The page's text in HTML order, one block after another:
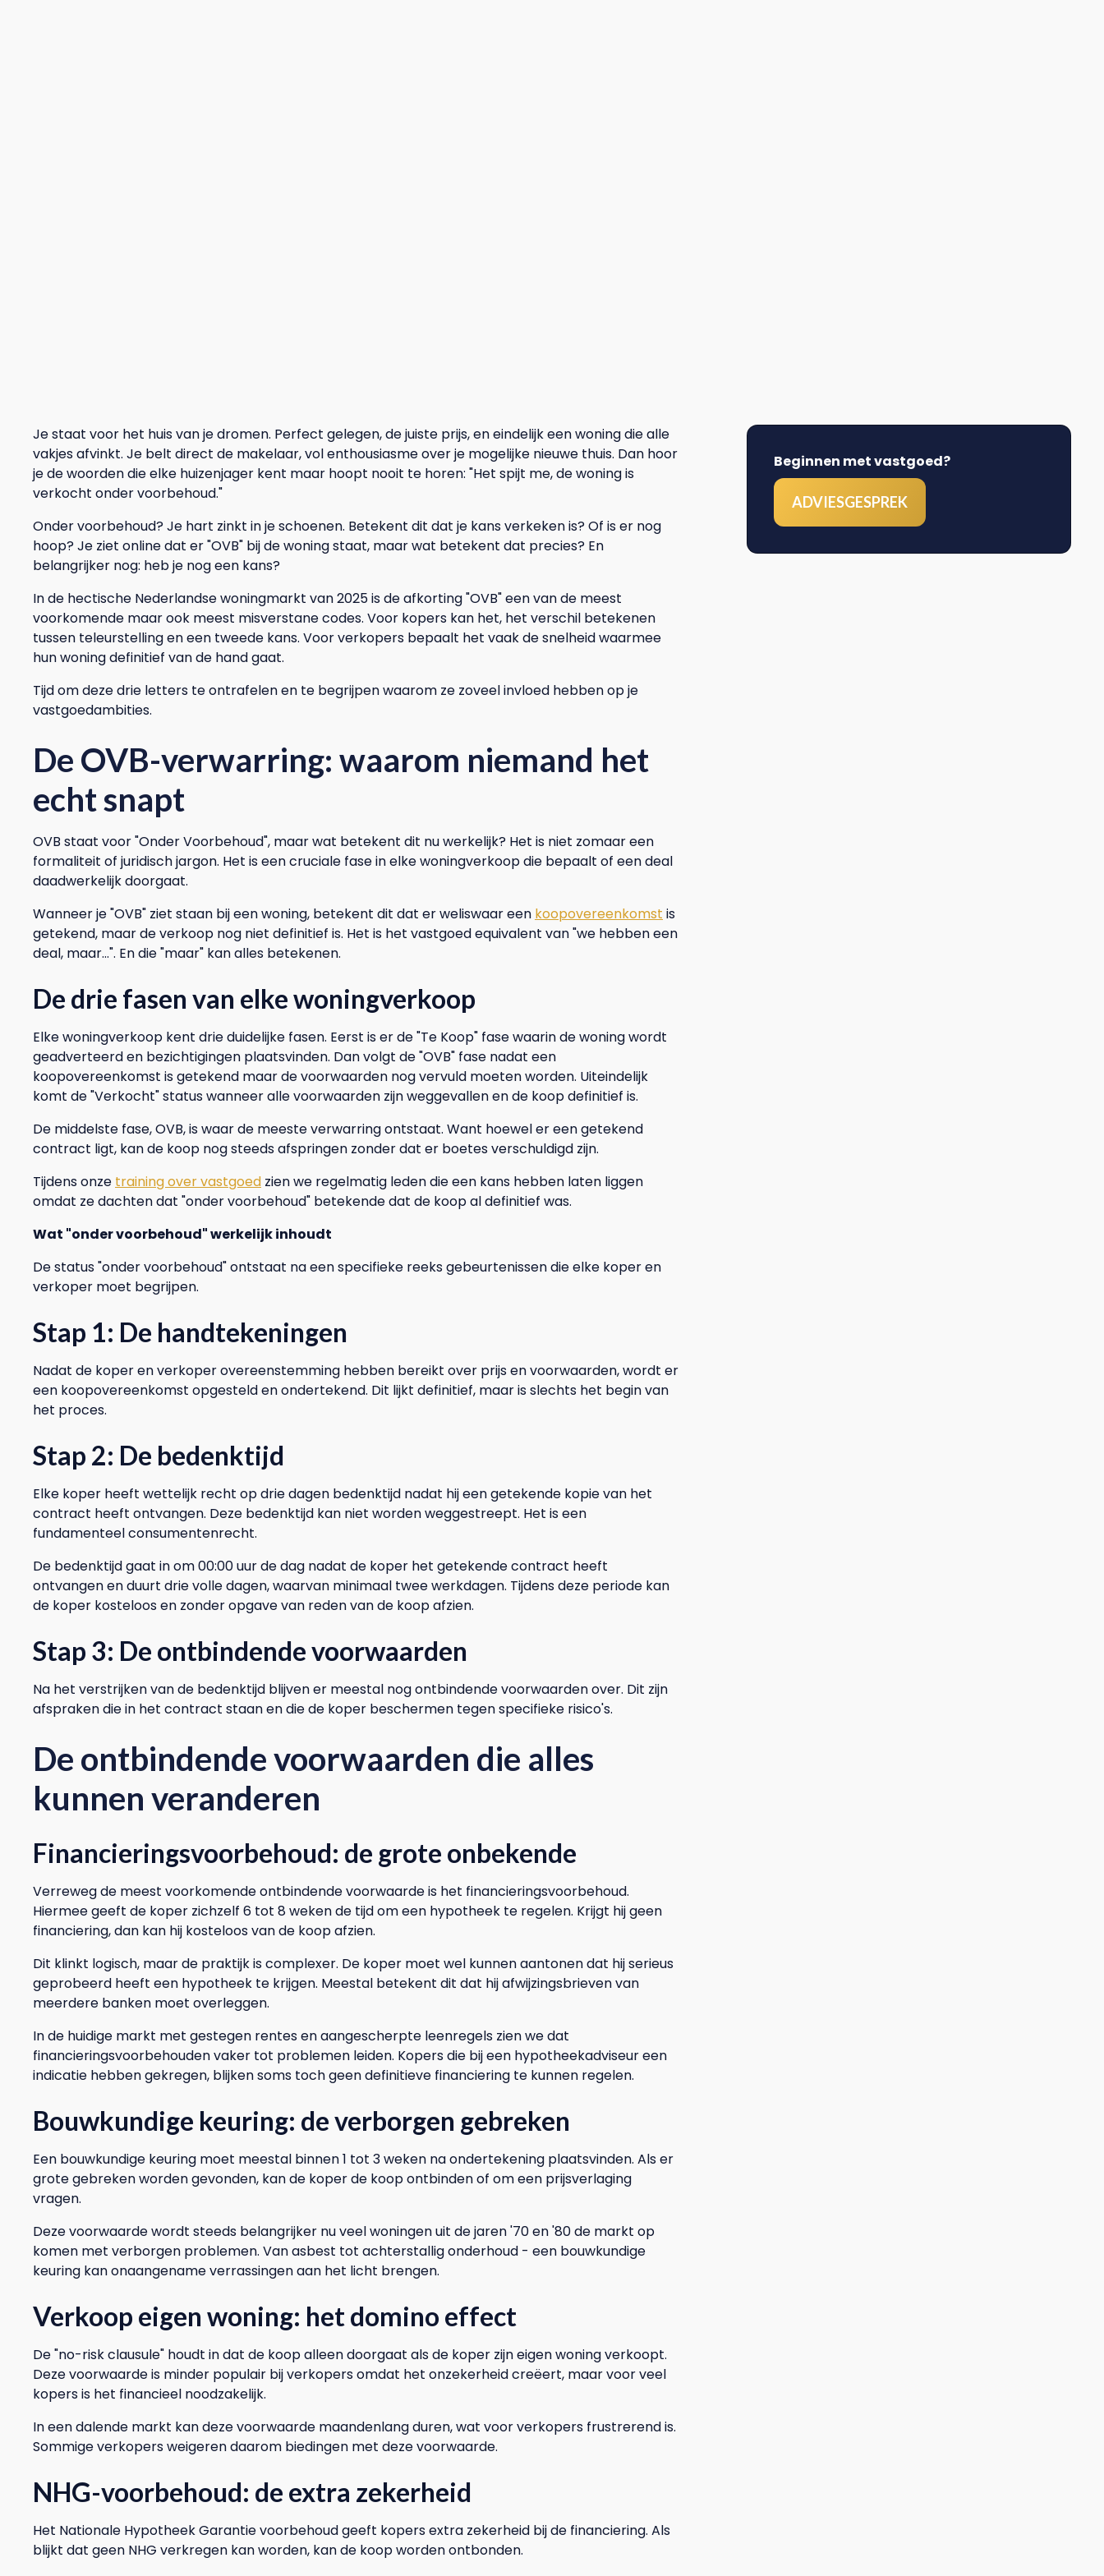
Je staat voor het huis van je dromen. Perfect gelegen, de juiste prijs, en eindelijk een woning die alle
vakjes afvinkt. Je belt direct de makelaar, vol enthousiasme over je mogelijke nieuwe thuis. Dan hoor
je de woorden die elke huizenjager kent maar hoopt nooit te horen: "Het spijt me, de woning is
verkocht onder voorbehoud."
Onder voorbehoud? Je hart zinkt in je schoenen. Betekent dit dat je kans verkeken is? Of is er nog
hoop? Je ziet online dat er "OVB" bij de woning staat, maar wat betekent dat precies? En
belangrijker nog: heb je nog een kans?
In de hectische Nederlandse woningmarkt van 2025 is de afkorting "OVB" een van de meest
voorkomende maar ook meest misverstane codes. Voor kopers kan het, het verschil betekenen
tussen teleurstelling en een tweede kans. Voor verkopers bepaalt het vaak de snelheid waarmee
hun woning definitief van de hand gaat.
Tijd om deze drie letters te ontrafelen en te begrijpen waarom ze zoveel invloed hebben op je
vastgoedambities.
De OVB-verwarring: waarom niemand het
echt snapt
OVB staat voor "Onder Voorbehoud", maar wat betekent dit nu werkelijk? Het is niet zomaar een
formaliteit of juridisch jargon. Het is een cruciale fase in elke woningverkoop die bepaalt of een deal
daadwerkelijk doorgaat.
Wanneer je "OVB" ziet staan bij een woning, betekent dit dat er weliswaar een koopovereenkomst is
getekend, maar de verkoop nog niet definitief is. Het is het vastgoed equivalent van "we hebben een
deal, maar...". En die "maar" kan alles betekenen.
De drie fasen van elke woningverkoop
Elke woningverkoop kent drie duidelijke fasen. Eerst is er de "Te Koop" fase waarin de woning wordt
geadverteerd en bezichtigingen plaatsvinden. Dan volgt de "OVB" fase nadat een
koopovereenkomst is getekend maar de voorwaarden nog vervuld moeten worden. Uiteindelijk
komt de "Verkocht" status wanneer alle voorwaarden zijn weggevallen en de koop definitief is.
De middelste fase, OVB, is waar de meeste verwarring ontstaat. Want hoewel er een getekend
contract ligt, kan de koop nog steeds afspringen zonder dat er boetes verschuldigd zijn.
Tijdens onze training over vastgoed zien we regelmatig leden die een kans hebben laten liggen
omdat ze dachten dat "onder voorbehoud" betekende dat de koop al definitief was.
Wat "onder voorbehoud" werkelijk inhoudt
De status "onder voorbehoud" ontstaat na een specifieke reeks gebeurtenissen die elke koper en
verkoper moet begrijpen.
Stap 1: De handtekeningen
Nadat de koper en verkoper overeenstemming hebben bereikt over prijs en voorwaarden, wordt er
een koopovereenkomst opgesteld en ondertekend. Dit lijkt definitief, maar is slechts het begin van
het proces.
Stap 2: De bedenktijd
Elke koper heeft wettelijk recht op drie dagen bedenktijd nadat hij een getekende kopie van het
contract heeft ontvangen. Deze bedenktijd kan niet worden weggestreept. Het is een
fundamenteel consumentenrecht.
De bedenktijd gaat in om 00:00 uur de dag nadat de koper het getekende contract heeft
ontvangen en duurt drie volle dagen, waarvan minimaal twee werkdagen. Tijdens deze periode kan
de koper kosteloos en zonder opgave van reden van de koop afzien.
Stap 3: De ontbindende voorwaarden
Na het verstrijken van de bedenktijd blijven er meestal nog ontbindende voorwaarden over. Dit zijn
afspraken die in het contract staan en die de koper beschermen tegen specifieke risico's.
De ontbindende voorwaarden die alles
kunnen veranderen
Financieringsvoorbehoud: de grote onbekende
Verreweg de meest voorkomende ontbindende voorwaarde is het financieringsvoorbehoud.
Hiermee geeft de koper zichzelf 6 tot 8 weken de tijd om een hypotheek te regelen. Krijgt hij geen
financiering, dan kan hij kosteloos van de koop afzien.
Dit klinkt logisch, maar de praktijk is complexer. De koper moet wel kunnen aantonen dat hij serieus
geprobeerd heeft een hypotheek te krijgen. Meestal betekent dit dat hij afwijzingsbrieven van
meerdere banken moet overleggen.
In de huidige markt met gestegen rentes en aangescherpte leenregels zien we dat
financieringsvoorbehouden vaker tot problemen leiden. Kopers die bij een hypotheekadviseur een
indicatie hebben gekregen, blijken soms toch geen definitieve financiering te kunnen regelen.
Bouwkundige keuring: de verborgen gebreken
Een bouwkundige keuring moet meestal binnen 1 tot 3 weken na ondertekening plaatsvinden. Als er
grote gebreken worden gevonden, kan de koper de koop ontbinden of om een prijsverlaging
vragen.
Deze voorwaarde wordt steeds belangrijker nu veel woningen uit de jaren '70 en '80 de markt op
komen met verborgen problemen. Van asbest tot achterstallig onderhoud - een bouwkundige
keuring kan onaangename verrassingen aan het licht brengen.
Verkoop eigen woning: het domino effect
De "no-risk clausule" houdt in dat de koop alleen doorgaat als de koper zijn eigen woning verkoopt.
Deze voorwaarde is minder populair bij verkopers omdat het onzekerheid creëert, maar voor veel
kopers is het financieel noodzakelijk.
In een dalende markt kan deze voorwaarde maandenlang duren, wat voor verkopers frustrerend is.
Sommige verkopers weigeren daarom biedingen met deze voorwaarde.
NHG-voorbehoud: de extra zekerheid
Het Nationale Hypotheek Garantie voorbehoud geeft kopers extra zekerheid bij de financiering. Als
blijkt dat geen NHG verkregen kan worden, kan de koop worden ontbonden.
Beginnen met vastgoed?
ADVIESGESPREK